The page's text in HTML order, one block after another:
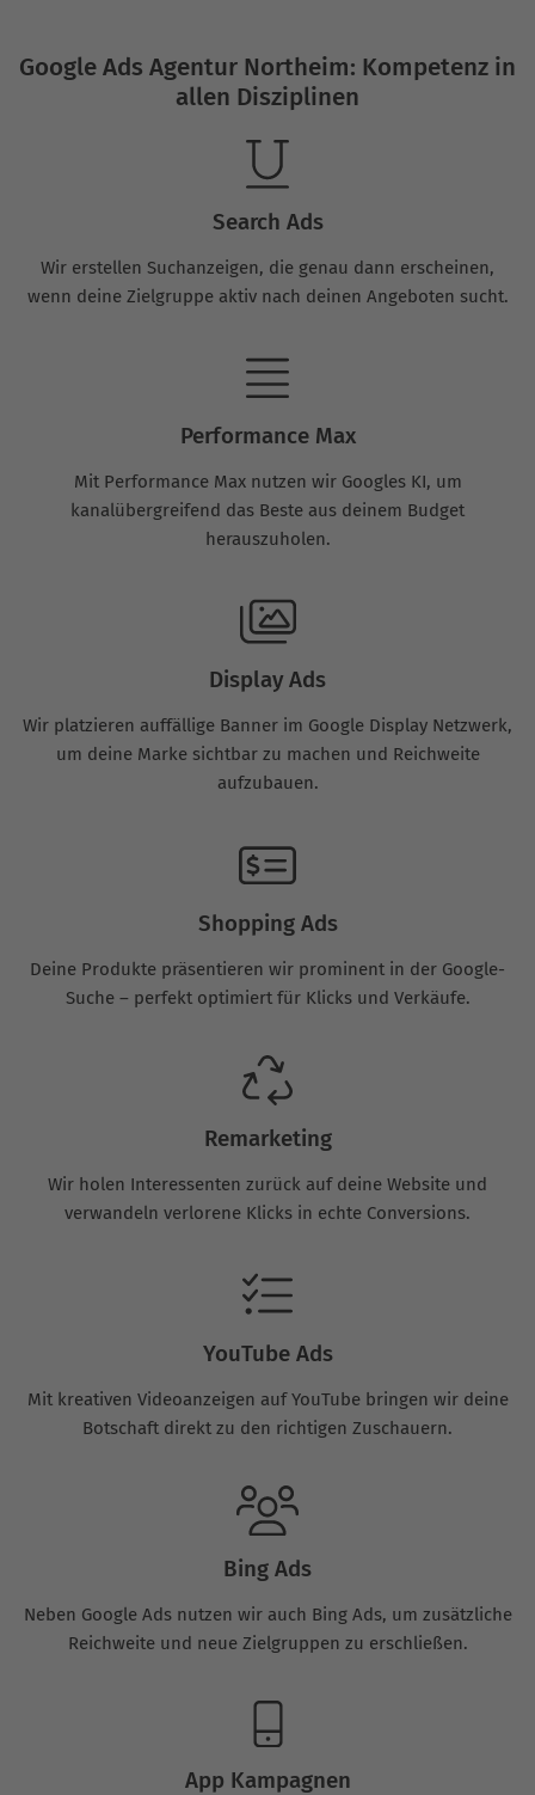
Google Ads Agentur Northeim: Kompetenz in
allen Disziplinen
Search Ads
Wir erstellen Suchanzeigen, die genau dann erscheinen,
wenn deine Zielgruppe aktiv nach deinen Angeboten sucht.
Performance Max
Mit Performance Max nutzen wir Googles KI, um
kanalübergreifend das Beste aus deinem Budget
herauszuholen.
Display Ads
Wir platzieren auffällige Banner im Google Display Netzwerk,
um deine Marke sichtbar zu machen und Reichweite
aufzubauen.
Shopping Ads
Deine Produkte präsentieren wir prominent in der Google-
Suche – perfekt optimiert für Klicks und Verkäufe.
Remarketing
Wir holen Interessenten zurück auf deine Website und
verwandeln verlorene Klicks in echte Conversions.
YouTube Ads
Mit kreativen Videoanzeigen auf YouTube bringen wir deine
Botschaft direkt zu den richtigen Zuschauern.
Bing Ads
Neben Google Ads nutzen wir auch Bing Ads, um zusätzliche
Reichweite und neue Zielgruppen zu erschließen.
App Kampagnen